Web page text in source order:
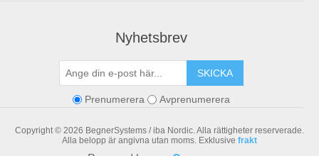
Nyhetsbrev
SKICKA
Prenumerera Avprenumerera
Copyright © 2026 BegnerSystems / iba Nordic. Alla rättigheter reserverade.
Alla belopp är angivna utan moms. Exklusive frakt